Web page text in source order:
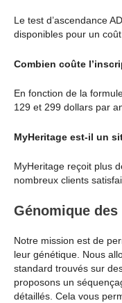
Le test d’ascendance
disponibles pour un
Combien coûte
En fonction de la
129 et 299 dollars par
MyHeritage est-il un
MyHeritage reçoit plus
nombreux clients
Génomique
Notre mission est de
leur génétique. Nous
standard trouvés sur
proposons un
détaillés. Cela vous